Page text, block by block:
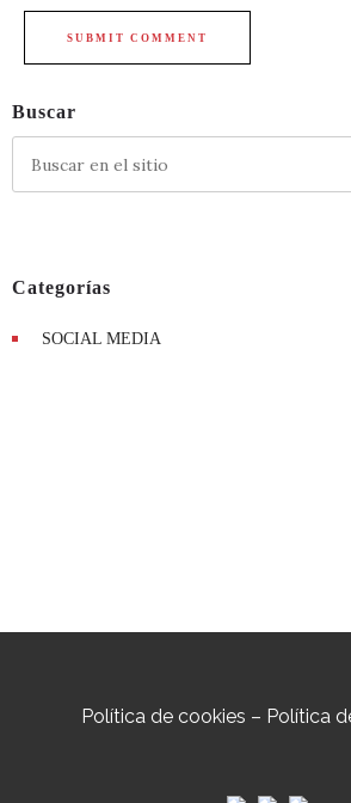
SUBMIT COMMENT
Buscar
Categorías
SOCIAL MEDIA
Política de cookies – Política